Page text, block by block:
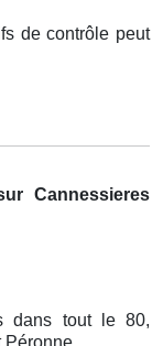
de contrôle peut
Cannessieres
dans tout le 80,